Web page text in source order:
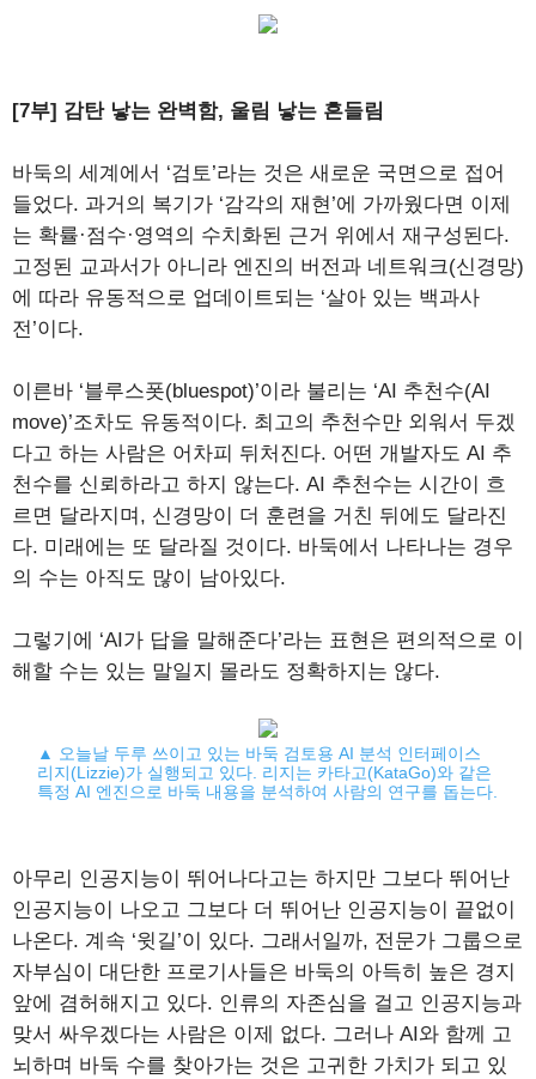
[7부] 감탄 낳는 완벽함, 울림 낳는 흔들림
바둑의 세계에서 ‘검토’라는 것은 새로운 국면으로 접어
들었다. 과거의 복기가 ‘감각의 재현’에 가까웠다면 이제
는 확률·점수·영역의 수치화된 근거 위에서 재구성된다.
고정된 교과서가 아니라 엔진의 버전과 네트워크(신경망)
에 따라 유동적으로 업데이트되는 ‘살아 있는 백과사
전’이다.
이른바 ‘블루스폿(bluespot)’이라 불리는 ‘AI 추천수(AI
move)’조차도 유동적이다. 최고의 추천수만 외워서 두겠
다고 하는 사람은 어차피 뒤처진다. 어떤 개발자도 AI 추
천수를 신뢰하라고 하지 않는다. AI 추천수는 시간이 흐
르면 달라지며, 신경망이 더 훈련을 거친 뒤에도 달라진
다. 미래에는 또 달라질 것이다. 바둑에서 나타나는 경우
의 수는 아직도 많이 남아있다.
그렇기에 ‘AI가 답을 말해준다’라는 표현은 편의적으로 이
해할 수는 있는 말일지 몰라도 정확하지는 않다.
▲ 오늘날 두루 쓰이고 있는 바둑 검토용 AI 분석 인터페이스
리지(Lizzie)가 실행되고 있다. 리지는 카타고(KataGo)와 같은
특정 AI 엔진으로 바둑 내용을 분석하여 사람의 연구를 돕는다.
아무리 인공지능이 뛰어나다고는 하지만 그보다 뛰어난
인공지능이 나오고 그보다 더 뛰어난 인공지능이 끝없이
나온다. 계속 ‘윗길’이 있다. 그래서일까, 전문가 그룹으로
자부심이 대단한 프로기사들은 바둑의 아득히 높은 경지
앞에 겸허해지고 있다. 인류의 자존심을 걸고 인공지능과
맞서 싸우겠다는 사람은 이제 없다. 그러나 AI와 함께 고
뇌하며 바둑 수를 찾아가는 것은 고귀한 가치가 되고 있